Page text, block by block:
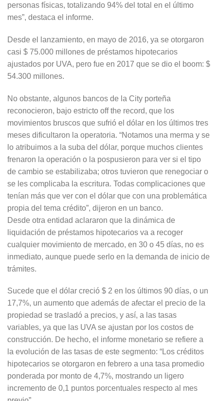
personas físicas, totalizando 94% del total en el último
mes”, destaca el informe.
Desde el lanzamiento, en mayo de 2016, ya se otorgaron
casi $ 75.000 millones de préstamos hipotecarios
ajustados por UVA, pero fue en 2017 que se dio el boom: $
54.300 millones.
No obstante, algunos bancos de la City porteña
reconocieron, bajo estricto off the record, que los
movimientos bruscos que sufrió el dólar en los últimos tres
meses dificultaron la operatoria. “Notamos una merma y se
lo atribuimos a la suba del dólar, porque muchos clientes
frenaron la operación o la pospusieron para ver si el tipo
de cambio se estabilizaba; otros tuvieron que renegociar o
se les complicaba la escritura. Todas complicaciones que
tenían más que ver con el dólar que con una problemática
propia del tema crédito”, dijeron en un banco.
Desde otra entidad aclararon que la dinámica de
liquidación de préstamos hipotecarios va a recoger
cualquier movimiento de mercado, en 30 o 45 días, no es
inmediato, aunque puede serlo en la demanda de inicio de
trámites.
Sucede que el dólar creció $ 2 en los últimos 90 días, o un
17,7%, un aumento que además de afectar el precio de la
propiedad se trasladó a precios, y así, a las tasas
variables, ya que las UVA se ajustan por los costos de
construcción. De hecho, el informe monetario se refiere a
la evolución de las tasas de este segmento: “Los créditos
hipotecarios se otorgaron en febrero a una tasa promedio
ponderada por monto de 4,7%, mostrando un ligero
incremento de 0,1 puntos porcentuales respecto al mes